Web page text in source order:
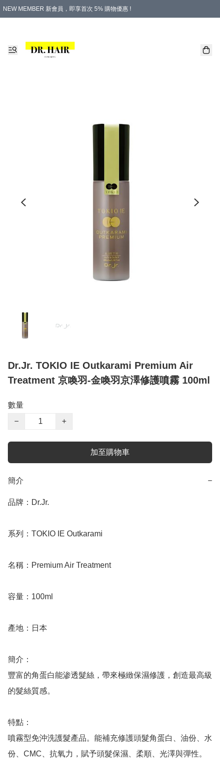
NEW MEMBER 新會員，即享首次 5% 購物優惠 !
Dr.Jr. TOKIO IE Outkarami Premium Air
Treatment 京喚羽-金喚羽京澤修護噴霧 100ml
數量
−
+
加至購物車
簡介 −
品牌：Dr.Jr.
系列：TOKIO IE Outkarami
名稱：Premium Air Treatment
容量：100ml
產地：日本
簡介：
豐富的角蛋白能渗透髮絲，帶來極緻保濕修護，創造最高級
的髮絲質感。
特點：
噴霧型免沖洗護髮產品。能補充修護頭髮角蛋白、油份、水
份、CMC、抗氧力，賦予頭髮保濕、柔順、光澤與彈性。